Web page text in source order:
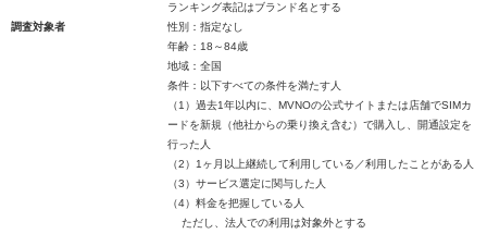
ランキング表記はブランド名とする
調査対象者
性別：指定なし
年齢：18～84歳
地域：全国
条件：以下すべての条件を満たす人
（1）過去1年以内に、MVNOの公式サイトまたは店舗でSIMカ
ードを新規（他社からの乗り換え含む）で購入し、開通設定を
行った人
（2）1ヶ月以上継続して利用している／利用したことがある人
（3）サービス選定に関与した人
（4）料金を把握している人
ただし、法人での利用は対象外とする